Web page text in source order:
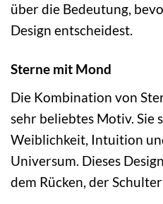
über die Bedeutung,
Design entscheidest.
Sterne mit Mond
Die Kombination von
sehr beliebtes Motiv. Sie
Weiblichkeit, Intuition
Universum. Dieses
dem Rücken, der